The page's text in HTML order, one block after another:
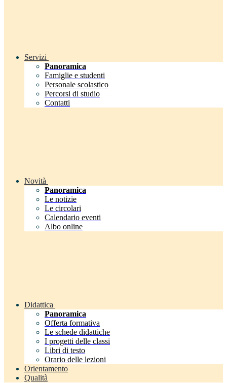
Servizi
Panoramica
Famiglie e studenti
Personale scolastico
Percorsi di studio
Contatti
Novità
Panoramica
Le notizie
Le circolari
Calendario eventi
Albo online
Didattica
Panoramica
Offerta formativa
Le schede didattiche
I progetti delle classi
Libri di testo
Orario delle lezioni
Orientamento
Qualità